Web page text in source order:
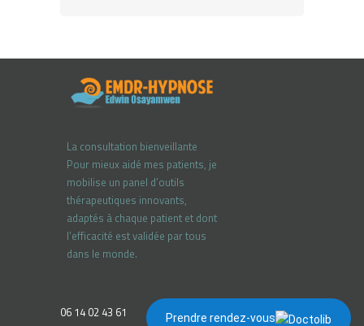
La consultation bienveillante
Pour mieux aidé mes patients, je
mobilise un panel d’outils
thérapeutiques innovants,
adaptés à chaque patient et dont
l’efficacité est validée par tous
dans le monde.
06 14 02 43 61
Prendre rendez-vous